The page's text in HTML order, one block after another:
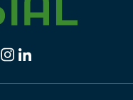
Facebook (link esterno)
Instagram (link esterno)